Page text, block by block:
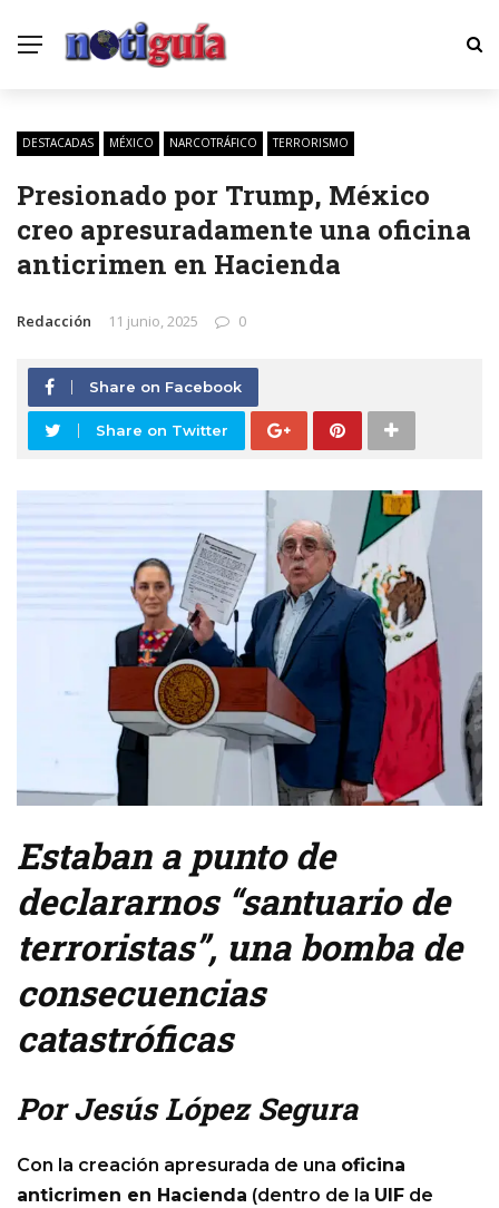
DESTACADAS MÉXICO NARCOTRÁFICO TERRORISMO
Presionado por Trump, México
creo apresuradamente una oficina
anticrimen en Hacienda
Redacción 11 junio, 2025 0
Share on Facebook
Share on Twitter
Estaban a punto de
declararnos “santuario de
terroristas”, una bomba de
consecuencias
catastróficas
Por Jesús López Segura
Con la creación apresurada de una oficina
anticrimen en Hacienda (dentro de la UIF de